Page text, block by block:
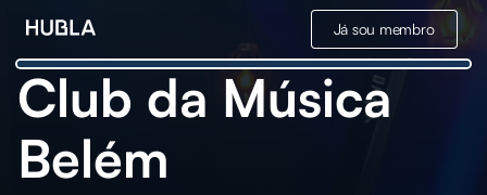
Já sou membro
Club da Música
Belém